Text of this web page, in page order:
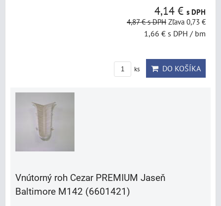
4,14 € s DPH
4,87 €s DPH Zľava 0,73 €
1,66 € s DPH / bm
ks DO KOŠÍKA
Vnútorný roh Cezar PREMIUM Jaseň
Baltimore M142 (6601421)